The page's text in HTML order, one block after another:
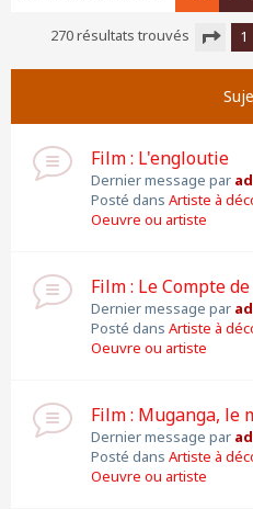
270 résultats trouvés
1
Film : L'engloutie
Dernier message par
Posté dans Artiste à
Oeuvre ou artiste
Film : Le Compte
Dernier message par
Posté dans Artiste à
Oeuvre ou artiste
Film : Muganga, le
Dernier message par
Posté dans Artiste à
Oeuvre ou artiste